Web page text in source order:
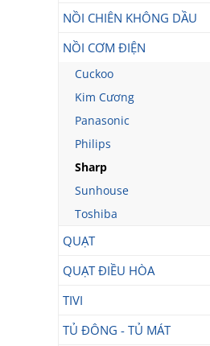
NỒI CHIÊN KHÔNG DẦU
NỒI CƠM ĐIỆN
Cuckoo
Kim Cương
Panasonic
Philips
Sharp
Sunhouse
Toshiba
QUẠT
QUẠT ĐIỀU HÒA
TIVI
TỦ ĐÔNG - TỦ MÁT
3.790.000
3.790.000₫.
3.490.000₫Giá
hiện
là: